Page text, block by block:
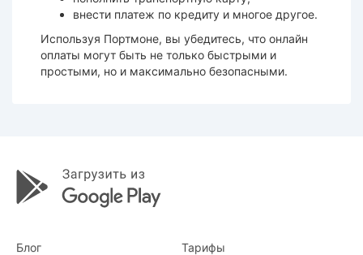
внести платеж по кредиту и многое другое.
Используя Портмоне, вы убедитесь, что онлайн
оплаты могут быть не только быстрыми и
простыми, но и максимально безопасными.
Блог Тарифы